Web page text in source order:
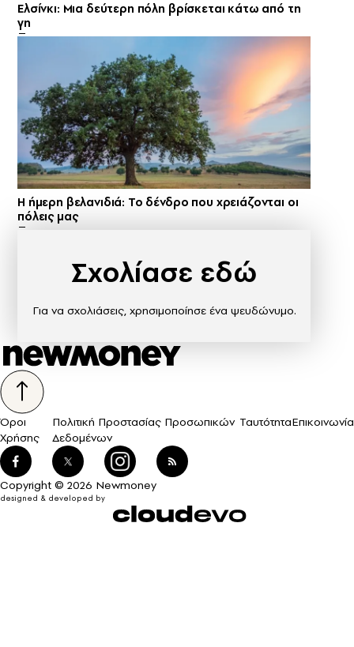
Ελσίνκι: Mια δεύτερη πόλη βρίσκεται κάτω από τη
γη
Η ήμερη βελανιδιά: Το δένδρο που χρειάζονται οι
πόλεις μας
Σχολίασε εδώ
Για να σχολιάσεις, χρησιμοποίησε ένα ψευδώνυμο.
Όροι
Χρήσης
Πολιτική Προστασίας Προσωπικών
Δεδομένων
ΤαυτότηταΕπικοινωνία
Copyright © 2026 Newmoney
designed & developed by